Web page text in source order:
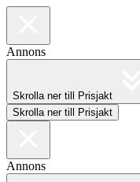
Annons
Skrolla ner till Prisjakt
Skrolla ner till Prisjakt
Annons